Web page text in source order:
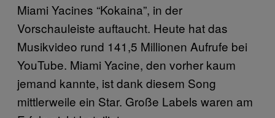
Miami Yacines “Kokaina”, in der
Vorschauleiste auftaucht. Heute hat das
Musikvideo rund 141,5 Millionen Aufrufe bei
YouTube. Miami Yacine, den vorher kaum
jemand kannte, ist dank diesem Song
mittlerweile ein Star. Große Labels waren am